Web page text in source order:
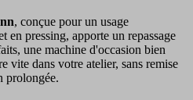
, conçue pour un usage
en pressing, apporte un repassage
une machine d'occasion bien
vite dans votre atelier, sans remise
prolongée.